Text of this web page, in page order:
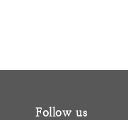
Follow us